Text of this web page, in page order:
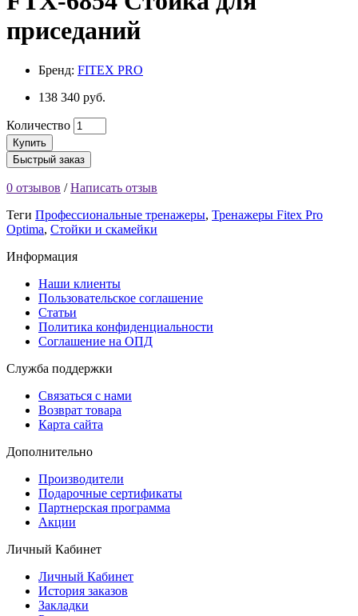
приседаний
Бренд: FITEX PRO
138 340 руб.
Количество
Купить
Быстрый заказ
0 отзывов /Написать отзыв
Теги Профессиональные тренажеры, Тренажеры Fitex Pro
Optima, Стойки и скамейки
Информация
Наши клиенты
Пользовательское соглашение
Статьи
Политика конфиденциальности
Соглашение на ОПД
Служба поддержки
Связаться с нами
Возврат товара
Карта сайта
Дополнительно
Производители
Подарочные сертификаты
Партнерская программа
Акции
Личный Кабинет
Личный Кабинет
История заказов
Закладки